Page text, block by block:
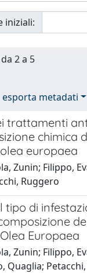
iniziali:
2 a 5
esporta metadati
trattamenti
chimica
europaea
Zunin; Filippo,
Ruggero
tipo di
Europaea
Zunin; Filippo,
Quaglia;